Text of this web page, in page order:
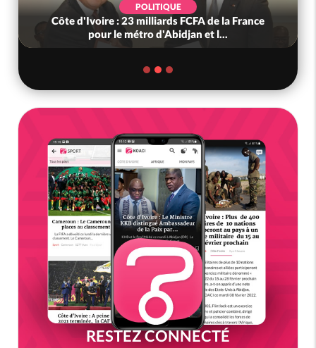
POLITIQUE
Côte d'Ivoire : 23 milliards FCFA de la France
pour le métro d'Abidjan et l...
RESTEZ CONNECTÉ